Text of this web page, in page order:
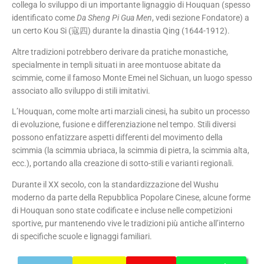
collega lo sviluppo di un importante lignaggio di Houquan (spesso
identificato comeDa Sheng Pi Gua Men, vedi sezione Fondatore) a
un certo Kou Si (寇四) durante la dinastia Qing (1644-1912).
Altre tradizioni potrebbero derivare da pratiche monastiche,
specialmente in templi situati in aree montuose abitate da
scimmie, come il famoso Monte Emei nel Sichuan, un luogo spesso
associato allo sviluppo di stili imitativi.
L’Houquan, come molte arti marziali cinesi, ha subito un processo
di evoluzione, fusione e differenziazione nel tempo. Stili diversi
possono enfatizzare aspetti differenti del movimento della
scimmia (la scimmia ubriaca, la scimmia di pietra, la scimmia alta,
ecc.), portando alla creazione di sotto-stili e varianti regionali.
Durante il XX secolo, con la standardizzazione del Wushu
moderno da parte della Repubblica Popolare Cinese, alcune forme
di Houquan sono state codificate e incluse nelle competizioni
sportive, pur mantenendo vive le tradizioni più antiche all’interno
di specifiche scuole e lignaggi familiari.